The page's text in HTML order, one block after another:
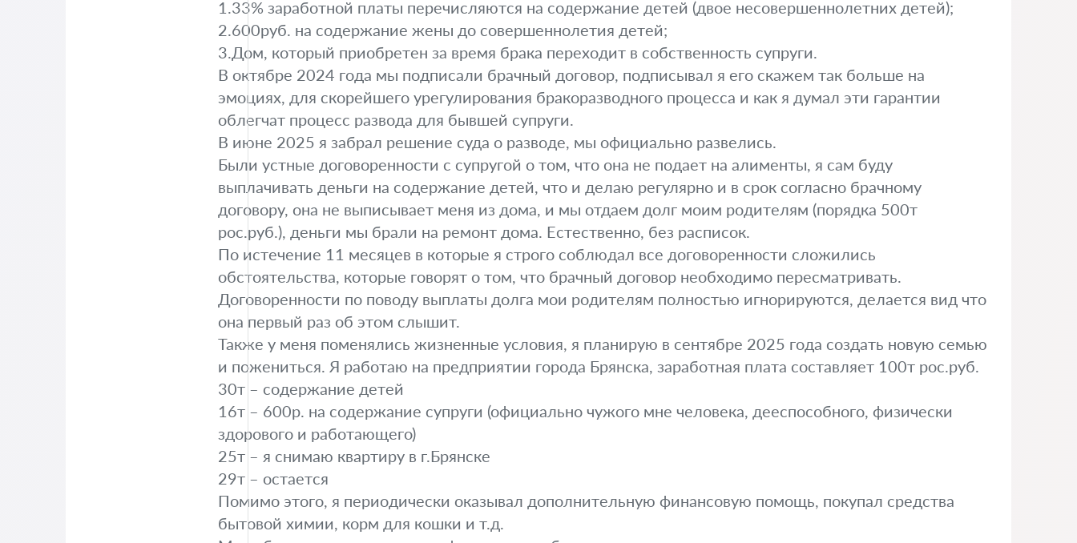
1.33% заработной платы перечисляются на содержание детей (двое несовершеннолетних детей);
2.600руб. на содержание жены до совершеннолетия детей;
3.Дом, который приобретен за время брака переходит в собственность супруги.
В октябре 2024 года мы подписали брачный договор, подписывал я его скажем так больше на
эмоциях, для скорейшего урегулирования бракоразводного процесса и как я думал эти гарантии
облегчат процесс развода для бывшей супруги.
В июне 2025 я забрал решение суда о разводе, мы официально развелись.
Были устные договоренности с супругой о том, что она не подает на алименты, я сам буду
выплачивать деньги на содержание детей, что и делаю регулярно и в срок согласно брачному
договору, она не выписывает меня из дома, и мы отдаем долг моим родителям (порядка 500т
рос.руб.), деньги мы брали на ремонт дома. Естественно, без расписок.
По истечение 11 месяцев в которые я строго соблюдал все договоренности сложились
обстоятельства, которые говорят о том, что брачный договор необходимо пересматривать.
Договоренности по поводу выплаты долга мои родителям полностью игнорируются, делается вид что
она первый раз об этом слышит.
Также у меня поменялись жизненные условия, я планирую в сентябре 2025 года создать новую семью
и пожениться. Я работаю на предприятии города Брянска, заработная плата составляет 100т рос.руб.
30т – содержание детей
16т – 600р. на содержание супруги (официально чужого мне человека, дееспособного, физически
здорового и работающего)
25т – я снимаю квартиру в г.Брянске
29т – остается
Помимо этого, я периодически оказывал дополнительную финансовую помощь, покупал средства
бытовой химии, корм для кошки и т.д.